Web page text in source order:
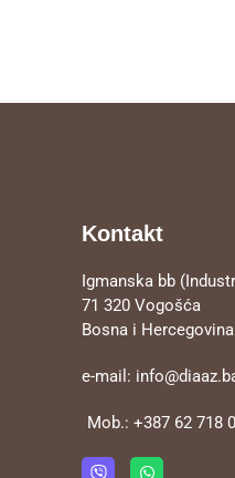
Kontakt
Igmanska bb
71 320 Vogošća
Bosna i Hercegovina
e-mail:
Mob.:+387 62 718